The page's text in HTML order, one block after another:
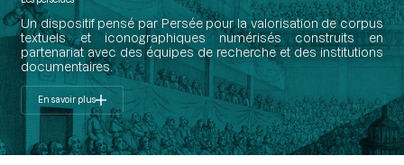
Un dispositif pensé par Persée pour la valorisation de corpus
textuels et iconographiques numérisés construits en
partenariat avec des équipes de recherche et des institutions
documentaires.
En savoir plus